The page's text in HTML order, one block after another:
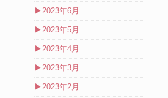
▶2023年6月
▶2023年5月
▶2023年4月
▶2023年3月
▶2023年2月